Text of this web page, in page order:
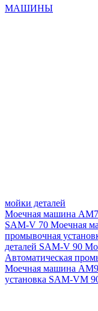
МАШИНЫ
мойки деталей
Моечная машина
SAM-V 70 Моечная
промывочная
деталей SAM-V 90
Автоматическая
Моечная машина
установка SAM-VM